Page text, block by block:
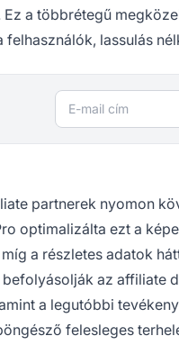
a többrétegű
lassulás
E-mail cím
partnerek nyomon
optimalizálta ezt a
a részletes adatok
az affiliate
a legutóbbi
felesleges